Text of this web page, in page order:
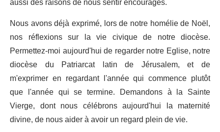
Nous avons déjà exprimé, lors de notre homélie de Noël,
nos réflexions sur la vie civique de notre diocèse.
Permettez-moi aujourd'hui de regarder notre Eglise, notre
diocèse du Patriarcat latin de Jérusalem, et de
m'exprimer en regardant l'année qui commence plutôt
que l'année qui se termine. Demandons à la Sainte
Vierge, dont nous célébrons aujourd'hui la maternité
divine, de nous aider à avoir un regard plein de vie.